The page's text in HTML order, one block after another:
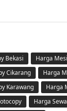
Bekasi
Harga
Cikarang
Harga
Karawang
Harga
Harga